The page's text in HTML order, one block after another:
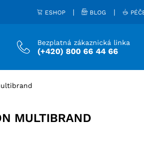
ESHOP | BLOG |
Bezplatná zákaznická linka
(+420) 800 66 44 66
MULTIBRAND